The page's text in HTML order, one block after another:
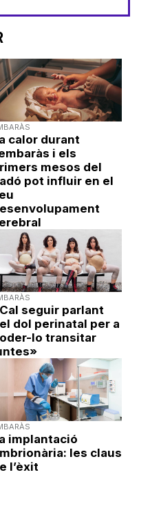
calor durant
i els
mesos del
pot influir en el
seguir parlant
dol perinatal per a
lo transitar
implantació
les claus
l’èxit